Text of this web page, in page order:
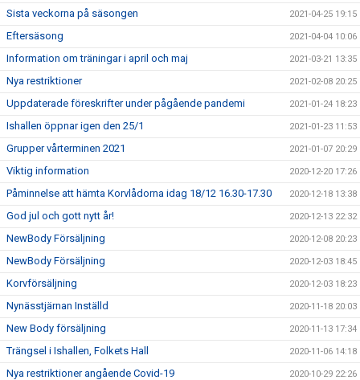
Sista veckorna på säsongen 2021-04-25 19:15
Eftersäsong 2021-04-04 10:06
Information om träningar i april och maj 2021-03-21 13:35
Nya restriktioner 2021-02-08 20:25
Uppdaterade föreskrifter under pågående pandemi 2021-01-24 18:23
Ishallen öppnar igen den 25/1 2021-01-23 11:53
Grupper vårterminen 2021 2021-01-07 20:29
Viktig information 2020-12-20 17:26
Påminnelse att hämta Korvlådorna idag 18/12 16.30-17.30 2020-12-18 13:38
God jul och gott nytt år! 2020-12-13 22:32
NewBody Försäljning 2020-12-08 20:23
NewBody Försäljning 2020-12-03 18:45
Korvförsäljning 2020-12-03 18:23
Nynässtjärnan Inställd 2020-11-18 20:03
New Body försäljning 2020-11-13 17:34
Trängsel i Ishallen, Folkets Hall 2020-11-06 14:18
Nya restriktioner angående Covid-19 2020-10-29 22:26